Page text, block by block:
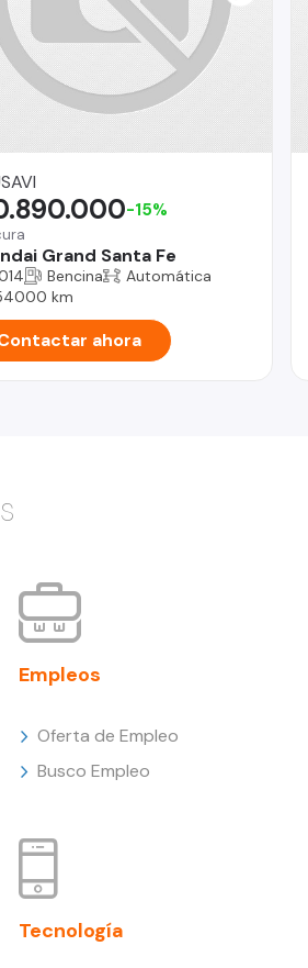
Grand Santa Fe
-15%
Bencina
Automática
km
ahora
Empleos
Oferta de Empleo
Busco Empleo
Tecnología